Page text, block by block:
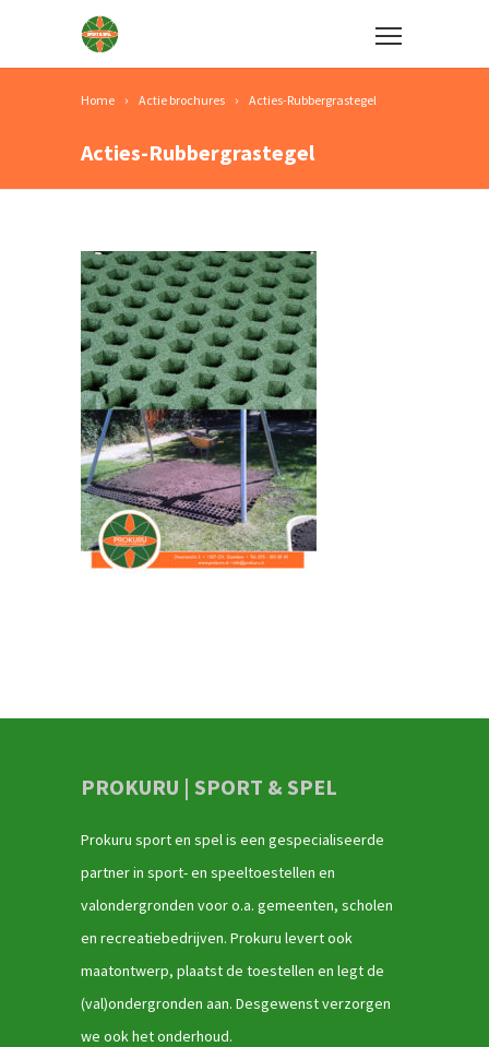
Home Actie brochures Acties-Rubbergrastegel
Acties-Rubbergrastegel
PROKURU | SPORT & SPEL
Prokuru sport en spel is een gespecialiseerde
partner in sport- en speeltoestellen en
valondergronden voor o.a. gemeenten, scholen
en recreatiebedrijven. Prokuru levert ook
maatontwerp, plaatst de toestellen en legt de
(val)ondergronden aan. Desgewenst verzorgen
we ook het onderhoud.